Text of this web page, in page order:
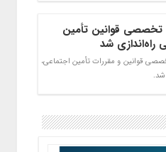
تخصصی قوانین تأمین
راه‌اندازی شد
قوانین و مقررات تأمین اجتماعی،
شد.